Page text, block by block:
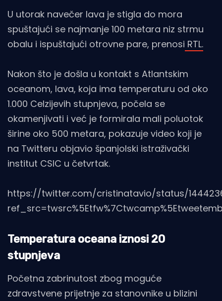
U utorak navečer lava je stigla do mora
spuštajući se najmanje 100 metara niz strmu
obalu i ispuštajući otrovne pare, prenosi RTL.
Nakon što je došla u kontakt s Atlantskim
oceanom, lava, koja ima temperaturu od oko
1.000 Celzijevih stupnjeva, počela se
okamenjivati i već je formirala mali poluotok
širine oko 500 metara, pokazuje video koji je
na Twitteru objavio španjolski istraživački
institut CSIC u četvrtak.
https://twitter.com/cristinatavio/status/
Temperatura oceana iznosi 20
stupnjeva
Početna zabrinutost zbog moguće
zdravstvene prijetnje za stanovnike u blizini